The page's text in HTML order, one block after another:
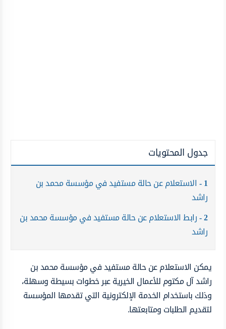
جدول المحتويات
1 الاستعلام عن حالة مستفيد في مؤسسة محمد بن
راشد
2 رابط الاستعلام عن حالة مستفيد في مؤسسة محمد بن
راشد
يمكن الاستعلام عن حالة مستفيد في مؤسسة محمد بن
راشد آل مكتوم للأعمال الخيرية عبر خطوات بسيطة وسهلة،
وذلك باستخدام الخدمة الإلكترونية التي تقدمها المؤسسة
لتقديم الطلبات ومتابعتها.